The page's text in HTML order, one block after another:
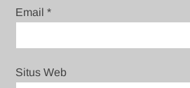
Email*
Situs Web